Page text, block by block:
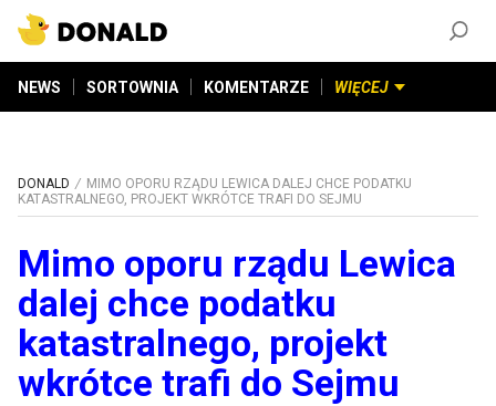
NEWS SORTOWNIA KOMENTARZE WIĘCEJ
DONALD
MIMO OPORU RZĄDU LEWICA DALEJ CHCE PODATKU
KATASTRALNEGO, PROJEKT WKRÓTCE TRAFI DO SEJMU
Mimo oporu rządu Lewica
dalej chce podatku
katastralnego, projekt
wkrótce trafi do Sejmu